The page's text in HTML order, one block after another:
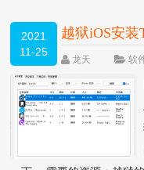
2021
11-25
越狱iOS安
龙天 软